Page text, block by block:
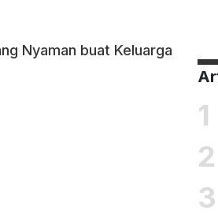
Nyaman buat Keluarga
1
2
3